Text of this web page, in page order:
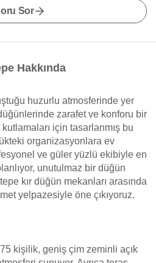
Sor
Hakkında
huzurlu atmosferinde yer
zarafet ve konforu bir
için tasarlanmış bu
organizasyonlara ev
ve güler yüzlü ekibiyle en
unutulmaz bir düğün
kır düğün mekanları arasında
yelpazesiyle öne çıkıyoruz.
kişilik, geniş çim zeminli açık